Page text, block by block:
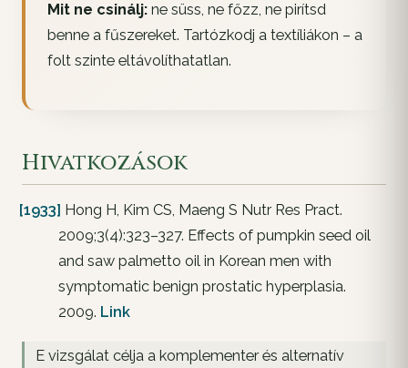
Mit ne csinálj: ne süss, ne főzz, ne pirítsd
benne a fűszereket. Tartózkodj a textíliákon – a
folt szinte eltávolíthatatlan.
Hivatkozások
[1933] Hong H, Kim CS, Maeng S Nutr Res Pract.
2009;3(4):323–327. Effects of pumpkin seed oil
and saw palmetto oil in Korean men with
symptomatic benign prostatic hyperplasia.
2009. Link
E vizsgálat célja a komplementer és alternatív